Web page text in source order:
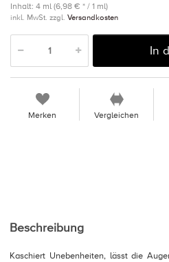
Inhalt: 4 ml (6,98 € * / 1 ml)
inkl. MwSt. zzgl. Versandkosten
In
Merken Vergleichen
Beschreibung
Kaschiert Unebenheiten, lässt die